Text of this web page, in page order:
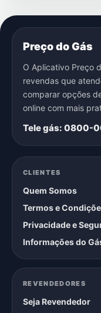
Preço do Gás
O Aplicativo Preço
revendas que
comparar opções
online com mais
Tele gás: 0800-
CLIENTES
Quem Somos
Termos e
Privacidade e
Informações do
REVENDEDORES
Seja Revendedor